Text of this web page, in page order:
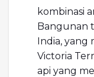
kombinasi
Bangunan
India, yang
Victoria
api yang